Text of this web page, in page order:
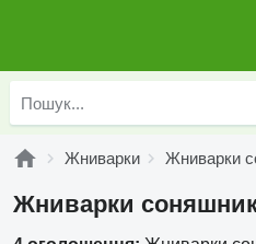
Жниварки Жниварки
Жниварки